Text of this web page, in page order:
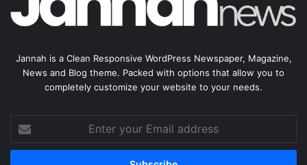
Jannah is a Clean Responsive WordPress Newspaper, Magazine,
News and Blog theme. Packed with options that allow you to
completely customize your website to your needs.
your
Email